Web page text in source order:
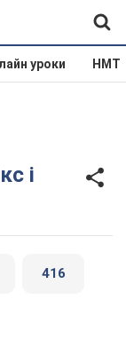
уроки НМТ
і
416